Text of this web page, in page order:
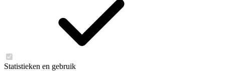
Statistieken en gebruik